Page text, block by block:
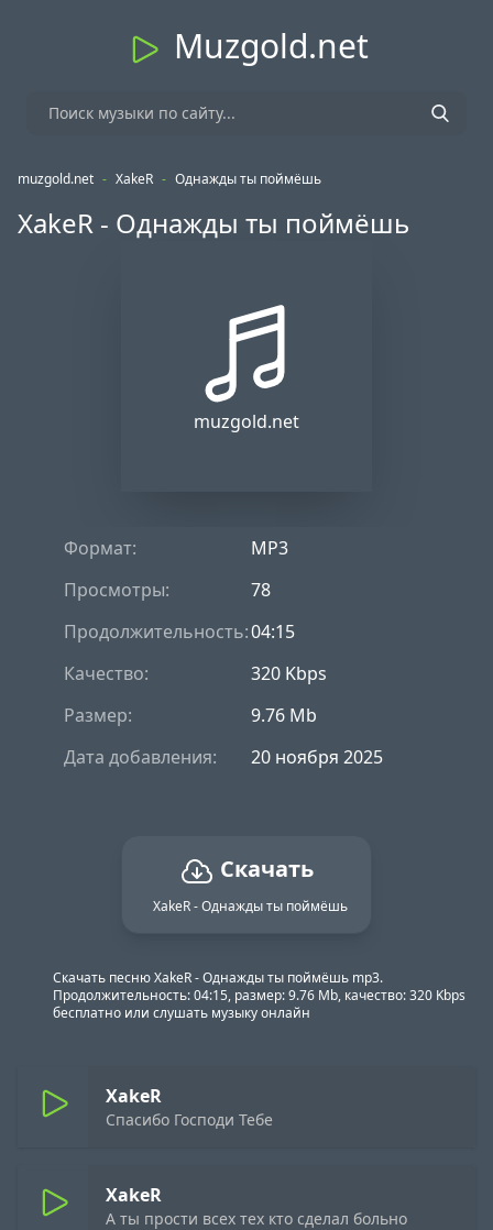
Muzgold.net
muzgold.net - XakeR - Однажды ты поймёшь
XakeR - Однажды ты поймёшь
muzgold.net
Формат:
MP3
Просмотры:
78
Продолжительность:04:15
Качество:
320 Kbps
Размер:
9.76 Mb
Дата добавления:
20 ноября 2025
Скачать
XakeR - Однажды ты поймёшь
Скачать песню XakeR - Однажды ты поймёшь mp3.
Продолжительность: 04:15, размер: 9.76 Mb, качество: 320 Kbps
бесплатно или слушать музыку онлайн
XakeR
Спасибо Господи Тебе
XakeR
А ты прости всех тех кто сделал больно